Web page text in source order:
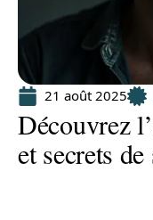
21 août 2025
Découvrez
et secrets